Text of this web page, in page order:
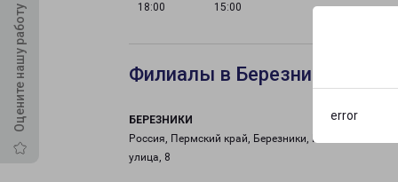
error
Оцените нашу работу
18:00
15:00
Филиалы в Березниках
БЕРЕЗНИКИ
Россия, Пермский край, Березники, Большевистская
улица, 8